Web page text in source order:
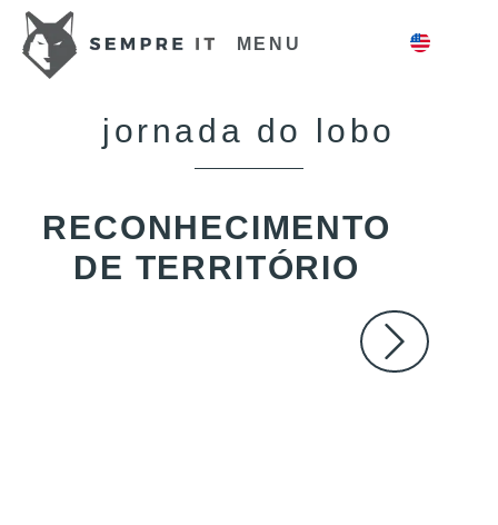
MENU
jornada do lobo
RECONHECIMENTO
DE TERRITÓRIO